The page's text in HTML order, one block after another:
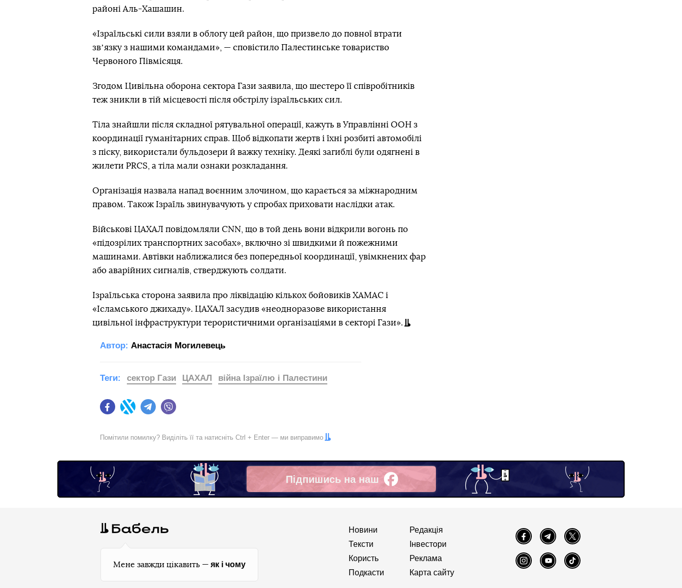
районі Аль-Хашашин.
«Ізраїльські сили взяли в облогу цей район, що призвело до повної втрати
звʼязку з нашими командами», — сповістило Палестинське товариство
Червоного Півмісяця.
Згодом Цивільна оборона сектора Гази заявила, що шестеро її співробітників
теж зникли в тій місцевості після обстрілу ізраїльських сил.
Тіла знайшли після складної рятувальної операції, кажуть в Управлінні ООН з
координації гуманітарних справ. Щоб відкопати жертв і їхні розбиті автомобілі
з піску, використали бульдозери й важку техніку. Деякі загиблі були одягнені в
жилети PRCS, а тіла мали ознаки розкладання.
Організація назвала напад воєнним злочином, що карається за міжнародним
правом. Також Ізраїль звинувачують у спробах приховати наслідки атак.
Військові ЦАХАЛ повідомляли CNN, що в той день вони відкрили вогонь по
«підозрілих транспортних засобах», включно зі швидкими й пожежними
машинами. Автівки наближалися без попередньої координації, увімкнених фар
або аварійних сигналів, стверджують солдати.
Ізраїльська сторона заявила про ліквідацію кількох бойовиків ХАМАС і
«Ісламського джихаду». ЦАХАЛ засудив «неодноразове використання
цивільної інфраструктури терористичними організаціями в секторі Гази».
Автор: Анастасія Могилевець
FacebookTwitter Telegram
Теги: сектор Гази ЦАХАЛ війна Ізраїлю і Палестини
Помітили помилку? Виділіть її та натисніть Ctrl + Enter — ми виправимо
Підпишись на наш
Facebook
Мене завжди цікавить — як і чому
Новини
Тексти
Користь
Подкасти
Редакція
Інвестори
Реклама
Карта сайту
FacebookTelegram Twitter
InstagramYouTube TikTok